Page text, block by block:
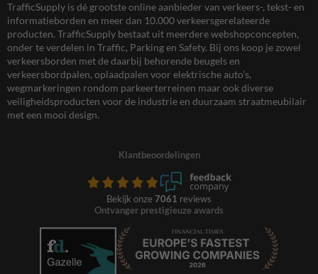
TrafficSupply is dé grootste online aanbieder van verkeers-, tekst- en
informatieborden en meer dan 10.000 verkeersgerelateerde
producten. TrafficSupply bestaat uit meerdere webshopconcepten,
onder te verdelen in Traffic, Parking en Safety. Bij ons koop je zowel
verkeersborden met de daarbij behorende beugels en
verkeersbordpalen, oplaadpalen voor elektrische auto’s,
wegmarkeringen rondom parkeerterreinen maar ook diverse
veiligheidsproducten voor de industrie en duurzaam straatmeubilair
met een mooi design.
Klantbeoordelingen
Bekijk onze 7061 reviews
Ontvanger prestigieuze awards